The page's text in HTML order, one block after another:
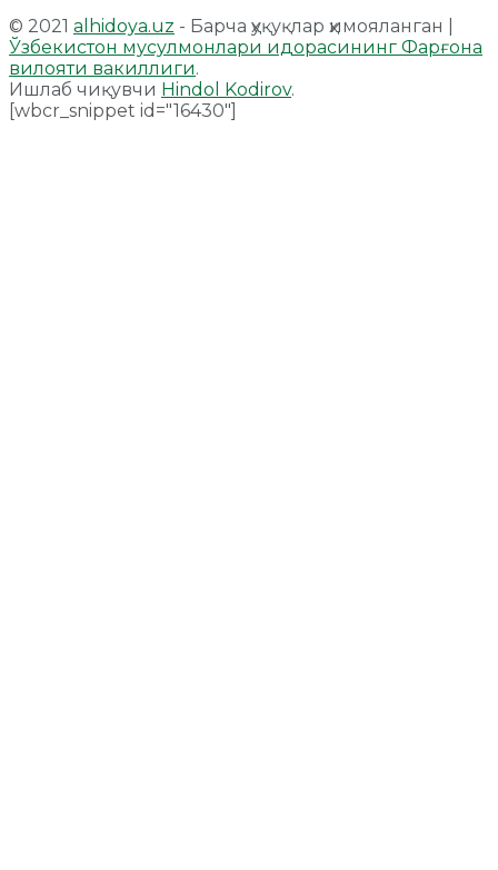
© 2021 alhidoya.uz - Барча ҳуқуқлар ҳимояланган |
Ўзбекистон мусулмонлари идорасининг Фарғона
вилояти вакиллиги.
Ишлаб чиқувчи Hindol Kodirov.
[wbcr_snippet id="16430"]